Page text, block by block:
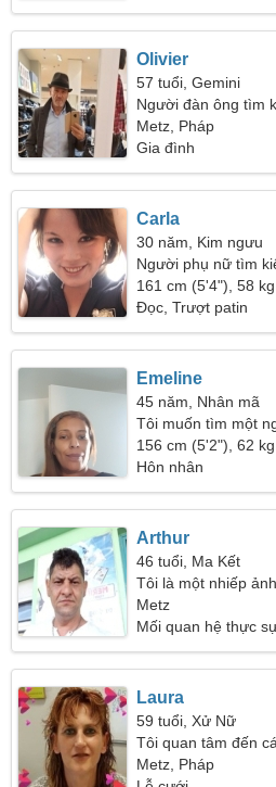
Olivier
57 tuổi, Gemini
Người đàn ông tìm
Metz, Pháp
Gia đình
Carla
30 năm, Kim ngưu
Người phụ nữ tìm
161 cm (5'4"), 58
Đọc, Trượt patin
Emeline
45 năm, Nhân mã
Tôi muốn tìm một
156 cm (5'2"), 62
Hôn nhân
Arthur
46 tuổi, Ma Kết
Tôi là một nhiếp
nữ tử tế
Metz
Mối quan hệ thực
Laura
59 tuổi, Xử Nữ
Tôi quan tâm đến
Metz, Pháp